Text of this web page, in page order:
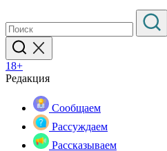
18+
Редакция
Сообщаем
Рассуждаем
Рассказываем